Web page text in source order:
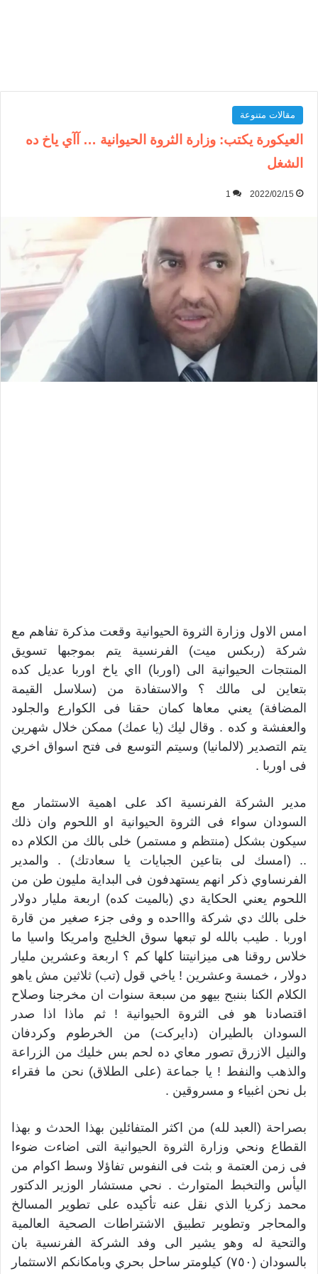
مقالات متنوعة
العيكورة يكتب: وزارة الثروة الحيوانية … آآي ياخ ده
الشغل
2022/02/15
1
امس الاول وزارة الثروة الحيوانية وقعت مذكرة تفاهم مع
شركة (ربكس ميت) الفرنسية يتم بموجبها تسويق
المنتجات الحيوانية الى (اوربا) ااي ياخ اوربا عديل كده
بتعاين لى مالك ؟ والاستفادة من (سلاسل القيمة
المضافة) يعني معاها كمان حقنا فى الكوارع والجلود
والعفشة و كده . وقال ليك (يا عمك) ممكن خلال شهرين
يتم التصدير (لالمانيا) وسيتم التوسع فى فتح اسواق اخري
فى اوربا .
مدير الشركة الفرنسية اكد على اهمية الاستثمار مع
السودان سواء فى الثروة الحيوانية او اللحوم وان ذلك
سيكون بشكل (منتظم و مستمر) خلى بالك من الكلام ده
.. (امسك لى بتاعين الجبايات يا سعادتك) . والمدير
الفرنساوي ذكر انهم يستهدفون فى البداية مليون طن من
اللحوم يعني الحكاية دي (بالميت كده) اربعة مليار دولار
خلى بالك دي شركة واااحده و وفى جزء صغير من قارة
اوربا . طيب بالله لو تبعها سوق الخليج وامريكا واسيا ما
خلاس روقنا هى ميزانيتنا كلها كم ؟ اربعة وعشرين مليار
دولار ، خمسة وعشرين ! ياخي قول (تب) ثلاثين مش ياهو
الكلام الكنا بننبح بيهو من سبعة سنوات ان مخرجنا وصلاح
اقتصادنا هو فى الثروة الحيوانية ! ثم ماذا اذا صدر
السودان بالطيران (دايركت) من الخرطوم وكردفان
والنيل الازرق تصور معاي ده لحم بس خليك من الزراعة
والذهب والنفط ! يا جماعة (على الطلاق) نحن ما فقراء
بل نحن اغبياء و مسروقين .
بصراحة (العبد لله) من اكثر المتفائلين بهذا الحدث و بهذا
القطاع ونحي وزارة الثروة الحيوانية التى اضاءت ضوءا
فى زمن العتمة و بثت فى النفوس تفاؤلا وسط اكوام من
اليأس والتخبط المتوارث . نحي مستشار الوزير الدكتور
محمد زكريا الذي نقل عنه تأكيده على تطوير المسالخ
والمحاجر وتطوير تطبيق الاشتراطات الصحية العالمية
والتحية له وهو يشير الى وفد الشركة الفرنسية بان
بالسودان (٧٥٠) كيلومتر ساحل بحري وبامكانكم الاستثمار